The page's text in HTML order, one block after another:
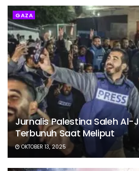
GAZA
Jurnalis Palestina Saleh Al-
Terbunuh Saat Meliput
OKTOBER 13, 2025